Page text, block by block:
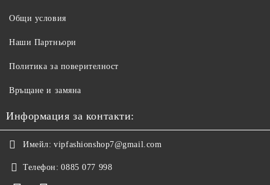
Общи условия
Наши Партньори
Политика за поверителност
Връщане и замяна
Информация за контакти:
Имейл: vipfashionshop7@gmail.com
Телефон: 0885 077 998